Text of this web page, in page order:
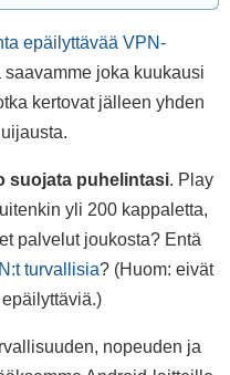
epäilyttävää VPN-
joka kuukausi
kertovat jälleen yhden
suojata puhelintasi. Play
yli 200 kappaletta,
palvelut joukosta? Entä
turvallisia? (Huom: eivät
nopeuden ja